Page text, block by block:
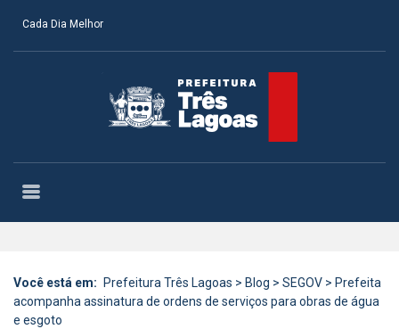
Cada Dia Melhor
Você está em: Prefeitura Três Lagoas > Blog > SEGOV > Prefeita
acompanha assinatura de ordens de serviços para obras de água
e esgoto